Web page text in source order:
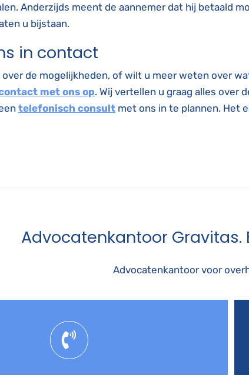
Anderzijds meent de aannemer dat hij betaald
u bijstaan.
in contact
de mogelijkheden, of wilt u meer weten over
met ons op. Wij vertellen u graag alles over
telefonisch consultmet ons in te plannen. Het
Advocatenkantoor
Advocatenkantoor voor